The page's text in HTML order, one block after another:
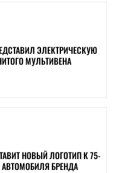
ЭЛЕКТРИЧЕСКУЮ
МУЛЬТИВЕНА
НОВЫЙ ЛОГОТИП К 75-
БРЕНДА